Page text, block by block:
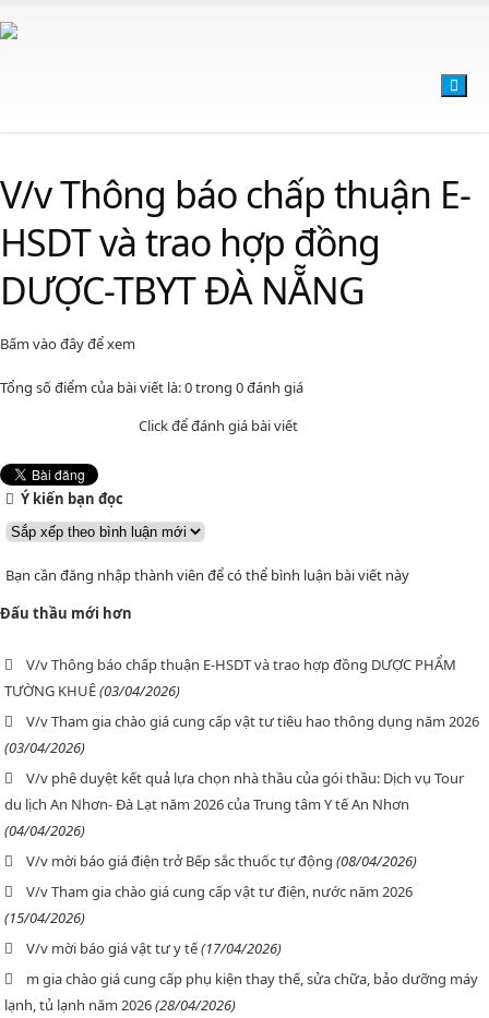
V/v Thông báo chấp thuận E-
HSDT và trao hợp đồng
DƯỢC-TBYT ĐÀ NẴNG
Bấm vào đây để xem
Tổng số điểm của bài viết là: 0 trong 0 đánh giá
Click để đánh giá bài viết
Ý kiến bạn đọc
Bạn cần đăng nhập thành viên để có thể bình luận bài viết này
Đấu thầu mới hơn
V/v Thông báo chấp thuận E-HSDT và trao hợp đồng DƯỢC PHẨM
TƯỜNG KHUÊ(03/04/2026)
V/v Tham gia chào giá cung cấp vật tư tiêu hao thông dụng năm 2026
(03/04/2026)
V/v phê duyệt kết quả lựa chọn nhà thầu của gói thầu: Dịch vụ Tour
du lịch An Nhơn- Đà Lạt năm 2026 của Trung tâm Y tế An Nhơn
(04/04/2026)
V/v mời báo giá điện trở Bếp sắc thuốc tự động (08/04/2026)
V/v Tham gia chào giá cung cấp vật tư điện, nước năm 2026
(15/04/2026)
V/v mời báo giá vật tư y tế(17/04/2026)
m gia chào giá cung cấp phụ kiện thay thế, sửa chữa, bảo dưỡng máy
lạnh, tủ lạnh năm 2026(28/04/2026)